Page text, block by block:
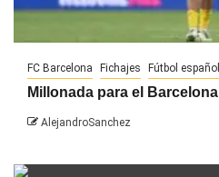
FC Barcelona Fichajes Fútbol español
Millonada para el Barcelona
AlejandroSanchez